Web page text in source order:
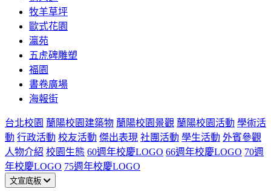
牧羊草坪
歐式花園
瀛苑
五虎碑雕塑
福園
書卷廣場
海報街
台北校園 蘭陽校園建築物 蘭陽校園景觀 蘭陽校園活動 學術活
動 行政活動 校友活動 傑出表現 社團活動 學生活動 外賓參觀
人物介紹 校園生態 60週年校慶LOGO 66週年校慶LOGO 70週
年校慶LOGO 75週年校慶LOGO
文宣底板